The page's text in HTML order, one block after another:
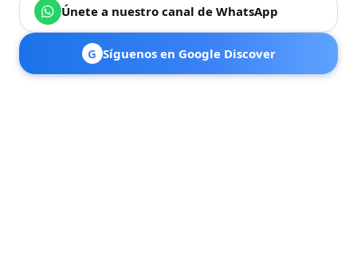
Únete a nuestro canal de WhatsApp
G Síguenos en Google Discover